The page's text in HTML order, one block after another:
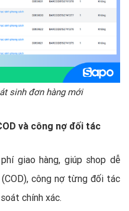
sinh đơn hàng mới
và công nợ đối tác
giao hàng, giúp shop dễ
công nợ từng đối tác
chính xác.